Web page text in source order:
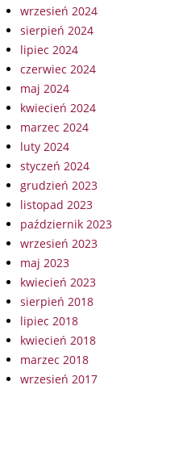
wrzesień 2024
sierpień 2024
lipiec 2024
czerwiec 2024
maj 2024
kwiecień 2024
marzec 2024
luty 2024
styczeń 2024
grudzień 2023
listopad 2023
październik 2023
wrzesień 2023
maj 2023
kwiecień 2023
sierpień 2018
lipiec 2018
kwiecień 2018
marzec 2018
wrzesień 2017